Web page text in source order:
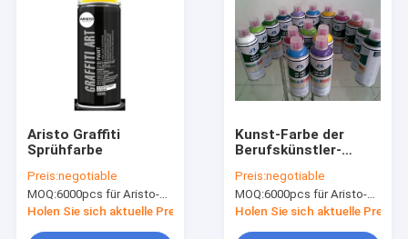
Aristo Graffiti
Sprühfarbe
Preis:negotiable
MOQ:6000pcs für Aristo-Marke, 15000pcs für Kundenmarke
Holen Sie sich aktuelle Preis
Kunst-Farbe der
Berufskünstler-
Sprühfarbe-/DIY für
Glas-oder Auto-hohe
Qualität
Preis:negotiable
MOQ:6000pcs für Aristo-Marke, 15000pcs für Kundenmarke
Holen Sie sich aktuelle Preis